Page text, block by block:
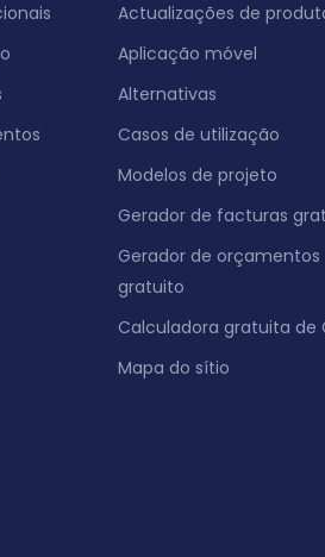
Actualizações de
Aplicação móvel
Alternativas
Casos de utilização
Modelos de projeto
Gerador de facturas
Gerador de orçamentos
gratuito
Calculadora gratuita de
Mapa do sítio